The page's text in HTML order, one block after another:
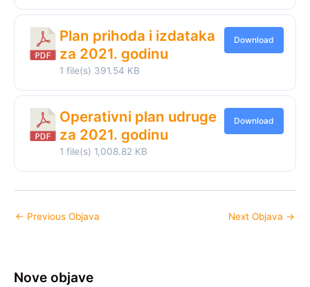
Plan prihoda i izdataka
za 2021. godinu
1 file(s) 391.54 KB
Download
Operativni plan udruge
za 2021. godinu
1 file(s) 1,008.82 KB
Download
← Previous Objava Next Objava →
Nove objave